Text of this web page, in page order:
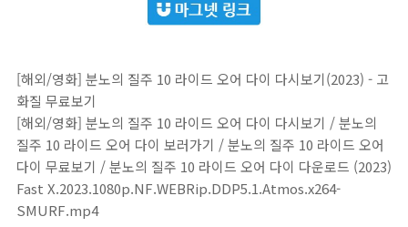
[해외/영화] 분노의 질주 10 라이드 오어 다이 다시보기(2023) - 고
화질 무료보기
[해외/영화] 분노의 질주 10 라이드 오어 다이 다시보기 / 분노의
질주 10 라이드 오어 다이 보러가기 / 분노의 질주 10 라이드 오어
다이 무료보기 / 분노의 질주 10 라이드 오어 다이 다운로드 (2023)
Fast X.2023.1080p.NF.WEBRip.DDP5.1.Atmos.x264-
SMURF.mp4